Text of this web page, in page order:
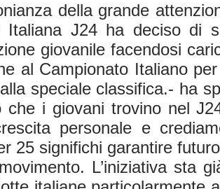
della grande
Italiana J24 ha deciso di
giovanile facendosi
al Campionato Italiano
speciale classifica.- ha
che i giovani trovino nel
personale e
25 significhi garantire
L’iniziativa sta